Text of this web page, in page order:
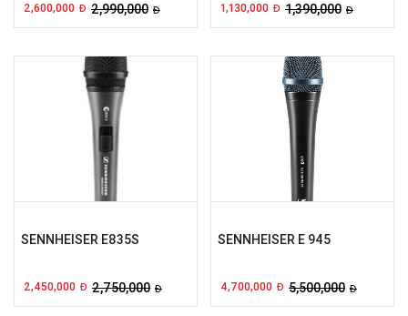
2,600,000 Đ 2,990,000 Đ 1,130,000 Đ 1,390,000 Đ
SENNHEISER E835S
2,450,000 Đ 2,750,000 Đ
SENNHEISER E 945
4,700,000 Đ 5,500,000 Đ